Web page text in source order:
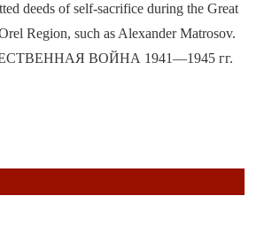
deeds of self-sacrifice during the Great
Region, such as Alexander Matrosov.
ВОЙНА 1941—1945 гг.